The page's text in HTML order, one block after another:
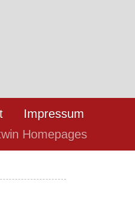
Impressum
Homepages